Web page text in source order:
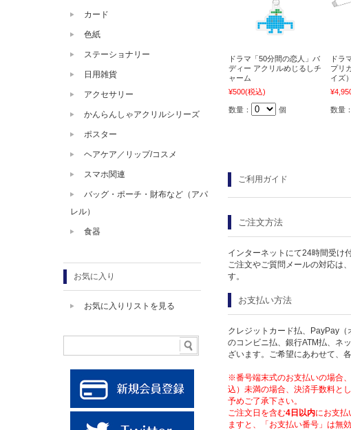
ドラマ「50分間の恋人」バ
ディー アクリルめじるしチ
ャーム
¥500(税込)
数量： 個
ドラ
プリ
イズ）
数量：
ご利用ガイド
ご注文方法
インターネットにて24時間受け
ご注文やご質問メールの対応は
す。
お支払い方法
クレジットカード払、PayPay
のコンビニ払、銀行ATM払、ネ
ざいます。ご希望にあわせて、
※番号端末式のお支払いの場合
込）未満の場合、決済手数料と
予めご了承下さい。
ご注文日を含む4日以内にお支払
ますと、「お支払い番号」は無
カード
色紙
ステーショナリー
日用雑貨
アクセサリー
かんらんしゃアクリルシリーズ
ポスター
ヘアケア／リップ/コスメ
スマホ関連
バッグ・ポーチ・財布など（アパ
レル）
食器
お気に入り
お気に入りリストを見る